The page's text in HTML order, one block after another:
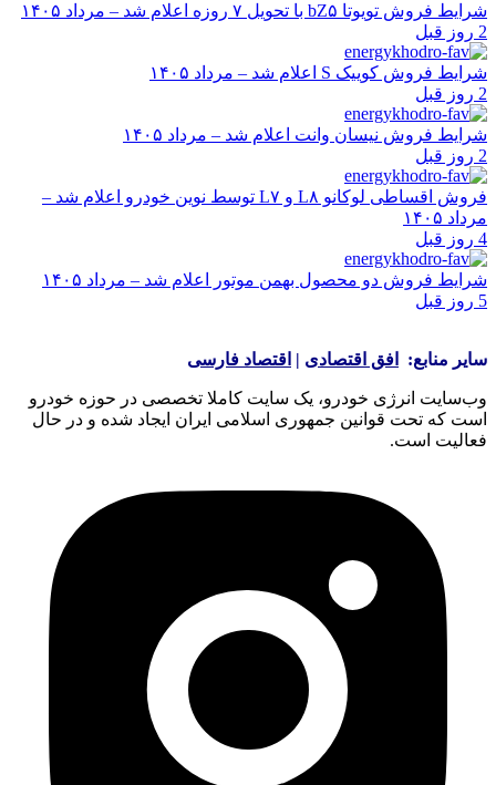
شرایط فروش تویوتا bZ۵ با تحویل ۷ روزه اعلام شد – مرداد ۱۴۰۵
2 روز قبل
شرایط فروش کوییک S اعلام شد – مرداد ۱۴۰۵
2 روز قبل
شرایط فروش نیسان وانت اعلام شد – مرداد ۱۴۰۵
2 روز قبل
فروش اقساطی لوکانو L۸ و L۷ توسط نوین خودرو اعلام شد –
مرداد ۱۴۰۵
4 روز قبل
شرایط فروش دو محصول بهمن موتور اعلام شد – مرداد ۱۴۰۵
5 روز قبل
سایر منابع: افق اقتصادی | اقتصاد فارسی
وب‌سایت انرژی خودرو، یک سایت کاملا تخصصی در حوزه خودرو
است که تحت قوانین جمهوری اسلامی ایران ایجاد شده و در حال
فعالیت است.